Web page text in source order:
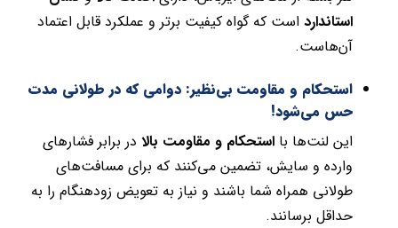
استاندارداست که گواه کیفیت برتر و عملکرد قابل اعتماد
آن‌هاست.
استحکام و مقاومت بی‌نظیر: دوامی که در طولانی مدت
حس می‌شود!
این لنت‌ها با استحکام و مقاومت بالادر برابر فشارهای
وارده و سایش، تضمین می‌کنند که برای مسافت‌های
طولانی همراه شما باشند و نیاز به تعویض زودهنگام را به
حداقل برسانند.